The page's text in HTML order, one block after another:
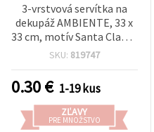
3-vrstvová servítka na
dekupáž AMBIENTE, 33 x
33 cm, motív Santa Clausa
a snehuliaka – 1 ks
SKU: 819747
0.30€ 1-19 kus
ZĽAVY
PRE MNOŽSTVO